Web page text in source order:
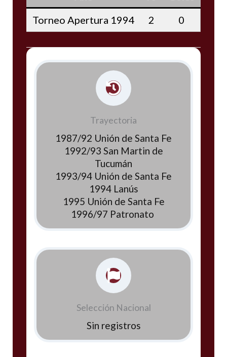
Torneo Apertura 1994
2 0
Trayectoria
1987/92 Unión de Santa Fe
1992/93 San Martin de
Tucumán
1993/94 Unión de Santa Fe
1994 Lanús
1995 Unión de Santa Fe
1996/97 Patronato
Selección Nacional
Sin registros